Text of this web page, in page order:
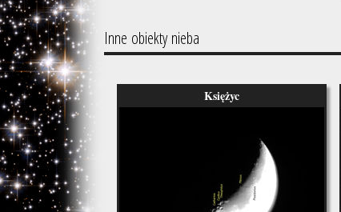
Inne obiekty nieba
Księżyc